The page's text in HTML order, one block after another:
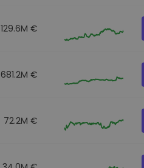
129.6M €
681.2M €
72.2M €